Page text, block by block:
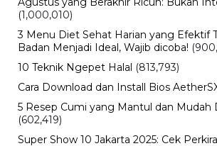
BERITA TERBARU
Internasional
Dorong Pelayanan kepada
Masyarakat
Kamis, 6 Agu 2026 - 21:17 WIB
Viral
Kecelakaan Bus ALS Tewaskan